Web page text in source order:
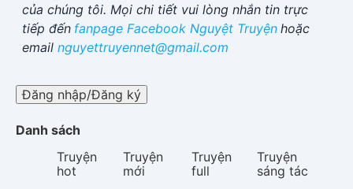
của chúng tôi. Mọi chi tiết vui lòng nhắn tin trực
tiếp đến fanpage Facebook Nguyệt Truyện hoặc
email nguyettruyennet@gmail.com
Đăng nhập/Đăng ký
Danh sách
Truyện
hot
Truyện
mới
Truyện
full
Truyện
sáng tác